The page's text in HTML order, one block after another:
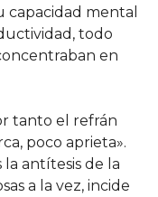
capacidad mental
todo
en
tanto el refrán
poco aprieta».
la antítesis de la
a la vez, incide